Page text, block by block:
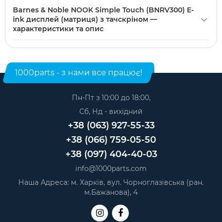
продавця.
дисплей (матриця) з тачскріном можна купити в нашому
інтернет-магазині. Категорія:
Barnes & Noble NOOK Simple Touch (BNRV300) E-
ink дисплей (матриця) з тачскріном —
характеристики та опис
1000parts - з нами все працює!
Пн-Пт з 10:00 до 18:00,
Сб, Нд - вихідний
+38 (063) 927-55-33
+38 (066) 759-05-50
+38 (097) 404-40-03
info@1000parts.com
Наша Адреса: м. Харків, вул. Чорноглазівська (ран.
м.Бажанова), 4